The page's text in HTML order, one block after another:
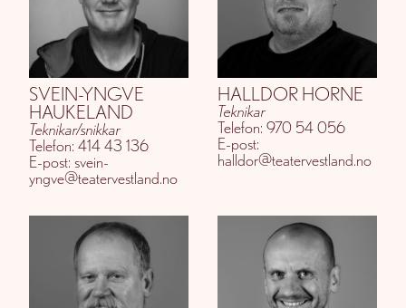
SVEIN-YNGVE
HAUKELAND
Teknikar/snikkar
Telefon: 414 43 136
E-post: svein-
yngve@teatervestland.no
HALLDOR HORNE
Teknikar
Telefon: 970 54 056
E-post:
halldor@teatervestland.no